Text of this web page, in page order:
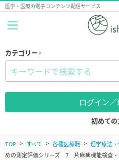
医学・医療の電子コンテンツ配信サービス
カテゴリー
ログイン
初めて
TOP すべて 各種医療職 理学療法
めの測定評価シリーズ 7 片麻痺機能検査